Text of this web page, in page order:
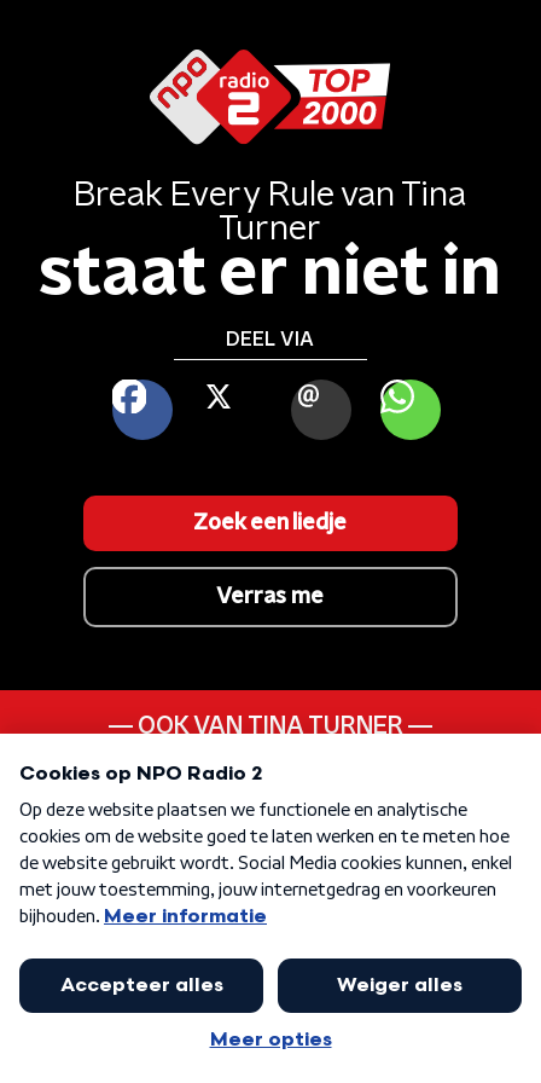
Break Every Rule van
Tina
Turner
staat er niet in
DEEL VIA
FACEBOOK
X MAIL WHATSAPP
Zoek een liedje
Verras me
OOK VAN TINA TURNER
Show Some Respect
ANDER LIEDJE UIT DE
80s
KEN JE DEZE NOG
Se Stiamo Insieme